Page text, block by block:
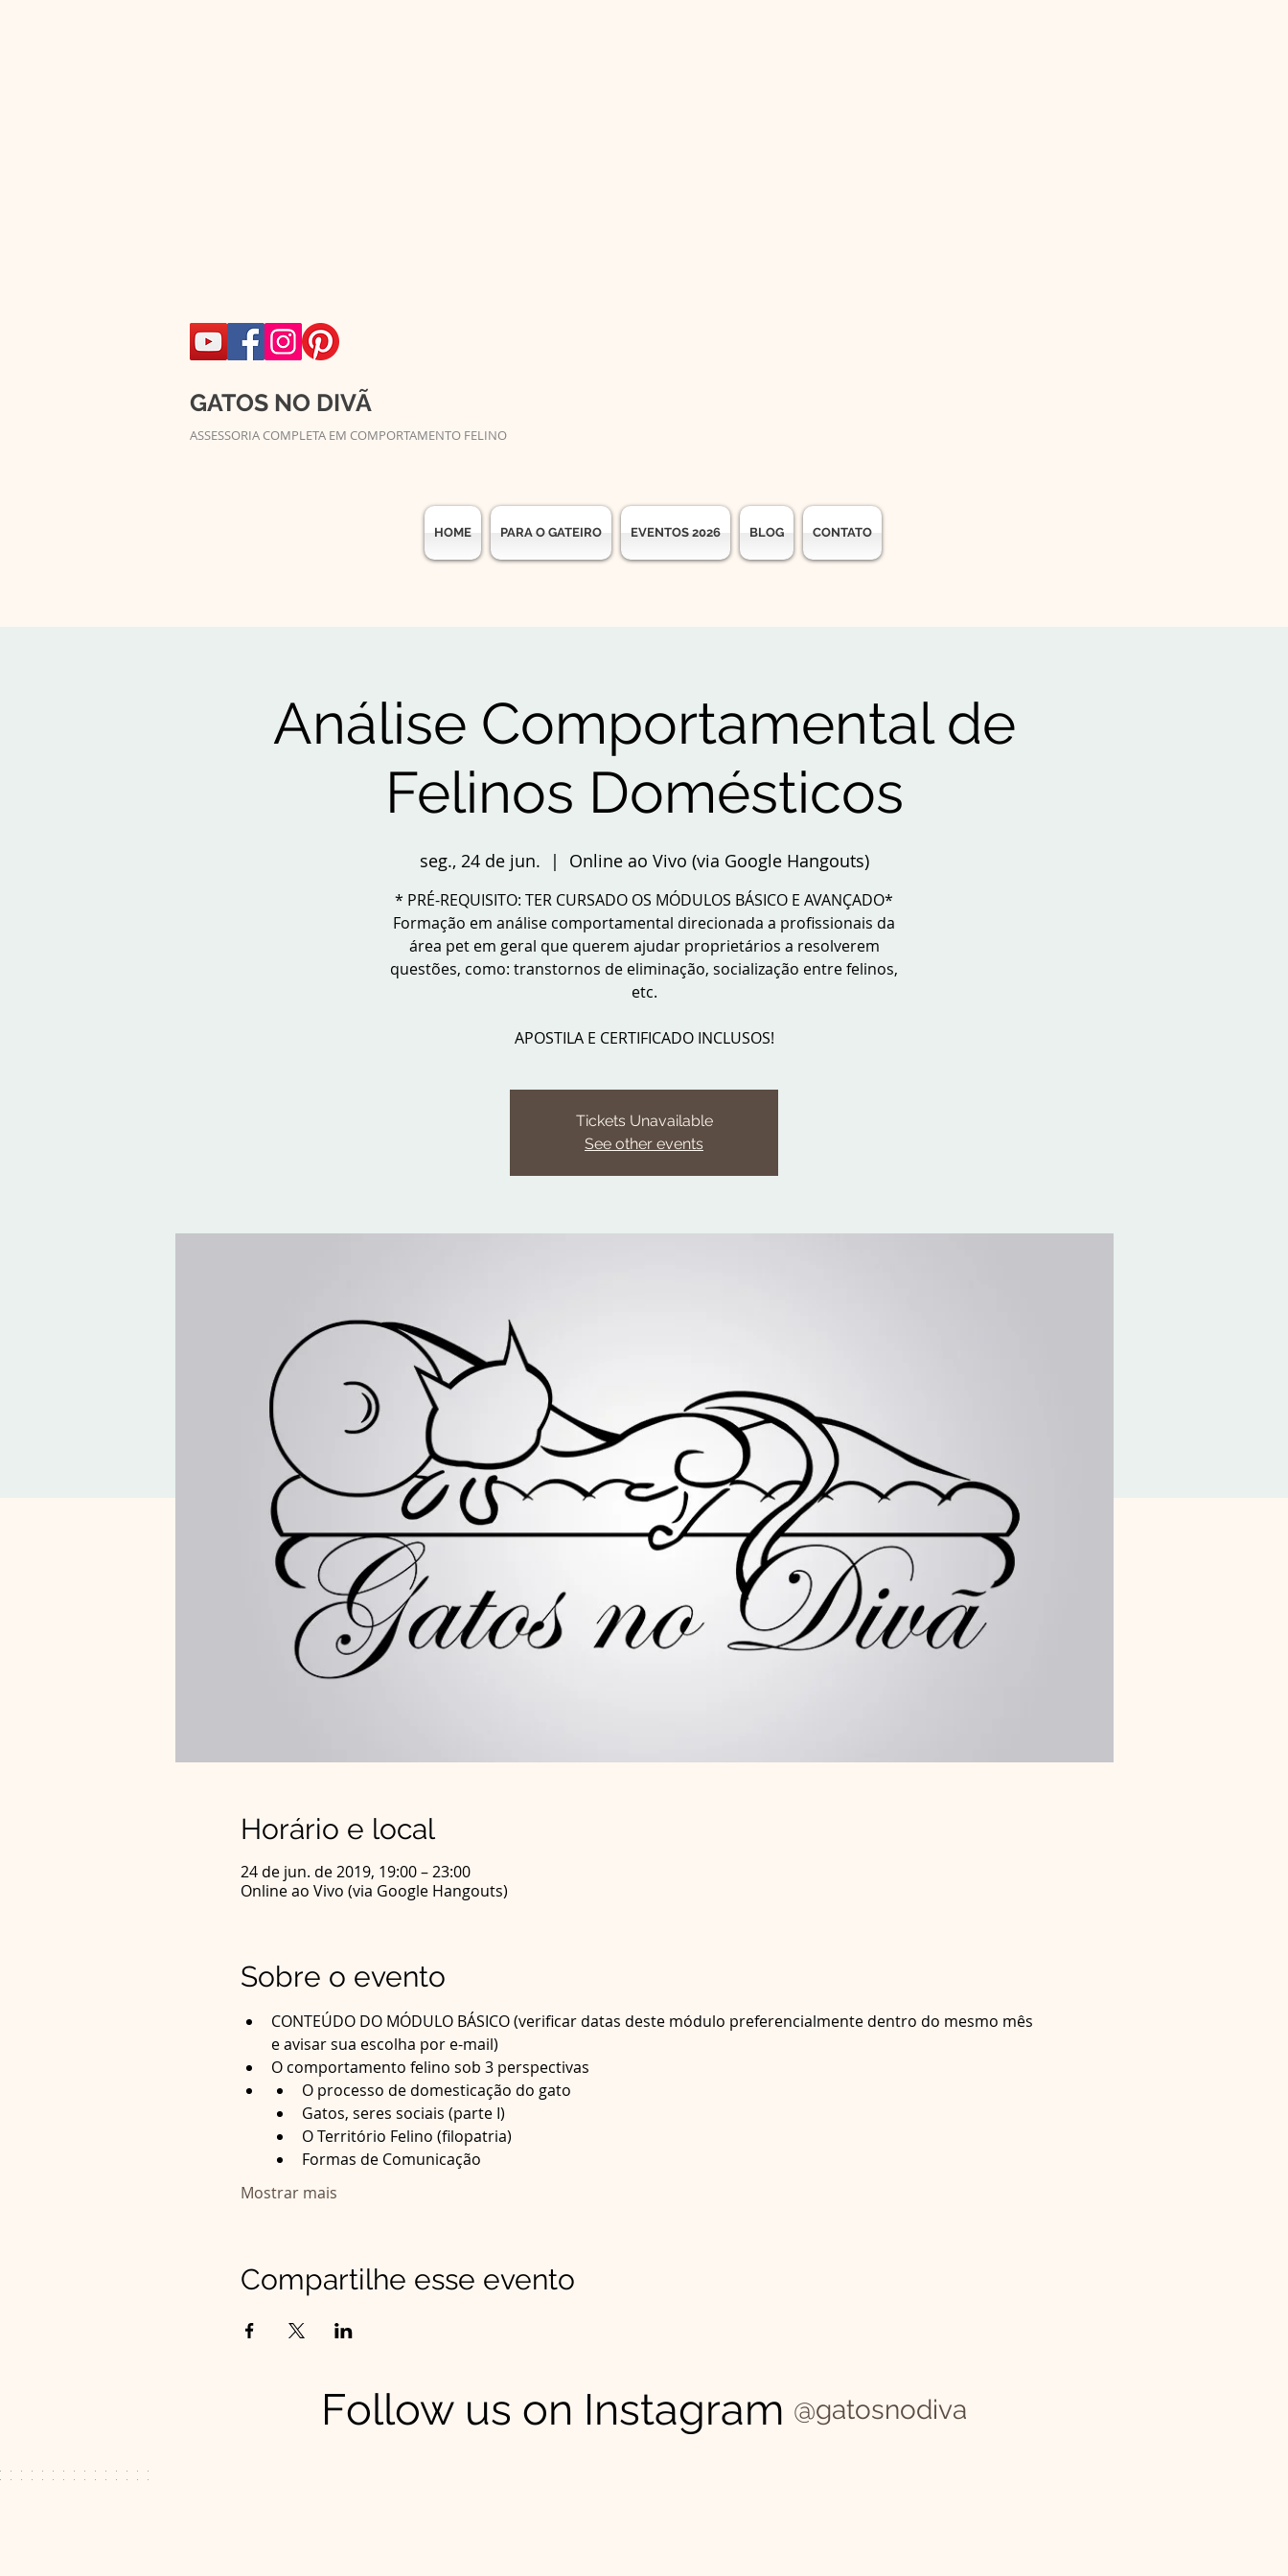
GATOS NO DIVÃ
ASSESSORIA COMPLETA EM COMPORTAMENTO FELINO
HOME PARA O GATEIRO EVENTOS 2026 BLOG CONTATO
Análise Comportamental de
Felinos Domésticos
seg., 24 de jun.
  |
Online ao Vivo (via Google Hangouts)
* PRÉ-REQUISITO: TER CURSADO OS MÓDULOS BÁSICO E AVANÇADO*
Formação em análise comportamental direcionada a profissionais da
área pet em geral que querem ajudar proprietários a resolverem
questões, como: transtornos de eliminação, socialização entre felinos,
etc.
APOSTILA E CERTIFICADO INCLUSOS!
Tickets Unavailable
See other events
Horário e local
24 de jun. de 2019, 19:00 – 23:00
Online ao Vivo (via Google Hangouts)
Sobre o evento
CONTEÚDO DO MÓDULO BÁSICO (verificar datas deste módulo preferencialmente dentro do mesmo mês
e avisar sua escolha por e-mail)
Formas de Comunicação
Mostrar mais
Compartilhe esse evento
Follow us on Instagram @gatosnodiva